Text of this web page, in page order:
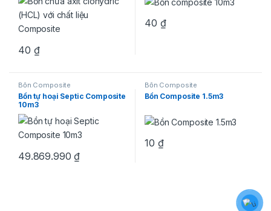
40 ₫
40 ₫
Bồn Composite
Bồn tự hoại Septic Composite
10m3
49.869.990₫
Bồn Composite
Bồn Composite 1.5m3
10 ₫